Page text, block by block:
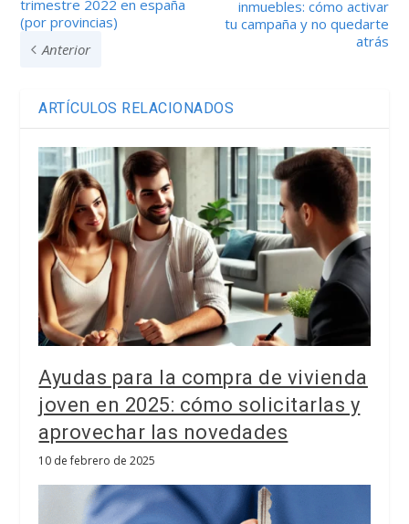
trimestre 2022 en españa
(por provincias)
Anterior
inmuebles: cómo activar
tu campaña y no quedarte
atrás
ARTÍCULOS RELACIONADOS
Ayudas para la compra de vivienda
joven en 2025: cómo solicitarlas y
aprovechar las novedades
10 de febrero de 2025